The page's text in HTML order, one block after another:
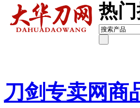
热
刀剑专卖网商